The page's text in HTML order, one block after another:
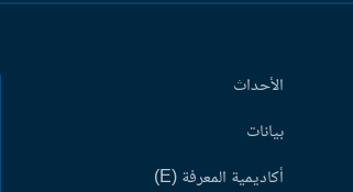
الأحداث
بيانات
أكاديمية المعرفة (E)